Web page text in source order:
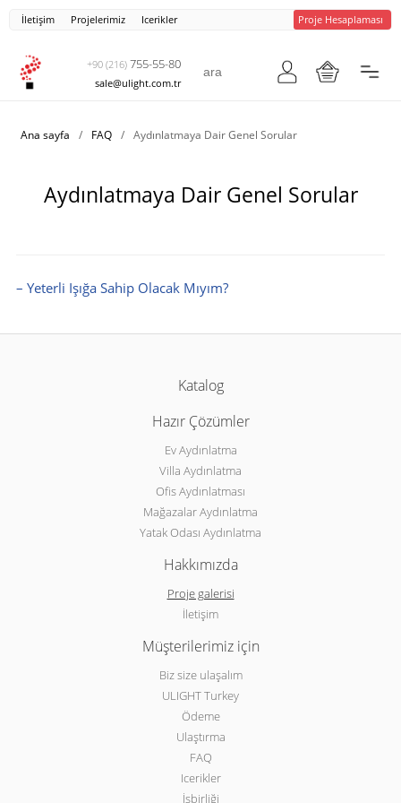
İletişim Projelerimiz Icerikler Proje Hesaplaması
+90 (216) 755-55-80
sale@ulight.com.tr
Ana sayfa / FAQ / Aydınlatmaya Dair Genel Sorular
Aydınlatmaya Dair Genel Sorular
– Yeterli Işığa Sahip Olacak Mıyım?
Katalog
Hazır Çözümler
Ev Aydınlatma
Villa Aydınlatma
Ofis Aydınlatması
Mağazalar Aydınlatma
Yatak Odası Aydınlatma
Hakkımızda
Proje galerisi
İletişim
Müşterilerimiz için
Biz size ulaşalım
ULIGHT Turkey
Ödeme
Ulaştırma
FAQ
Icerikler
İşbirliği